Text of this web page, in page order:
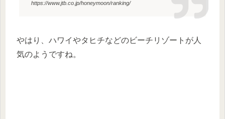
https://www.jtb.co.jp/honeymoon/ranking/
やはり、ハワイやタヒチなどのビーチリゾートが人
気のようですね。